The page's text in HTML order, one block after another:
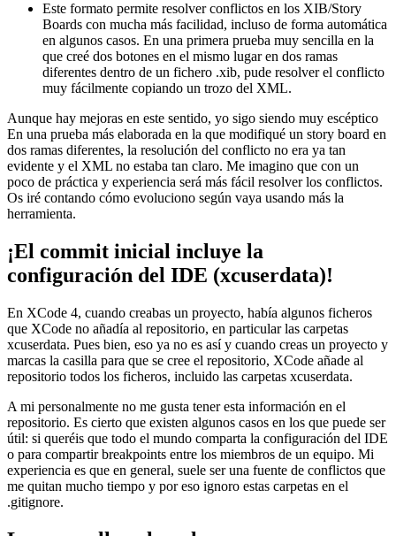
Este formato permite resolver conflictos en los XIB/Story
Boards con mucha más facilidad, incluso de forma automática
en algunos casos. En una primera prueba muy sencilla en la
que creé dos botones en el mismo lugar en dos ramas
diferentes dentro de un fichero .xib, pude resolver el conflicto
muy fácilmente copiando un trozo del XML.
Aunque hay mejoras en este sentido, yo sigo siendo muy escéptico
En una prueba más elaborada en la que modifiqué un story board en
dos ramas diferentes, la resolución del conflicto no era ya tan
evidente y el XML no estaba tan claro. Me imagino que con un
poco de práctica y experiencia será más fácil resolver los conflictos.
Os iré contando cómo evoluciono según vaya usando más la
herramienta.
¡El commit inicial incluye la
configuración del IDE (xcuserdata)!
En XCode 4, cuando creabas un proyecto, había algunos ficheros
que XCode no añadía al repositorio, en particular las carpetas
xcuserdata. Pues bien, eso ya no es así y cuando creas un proyecto y
marcas la casilla para que se cree el repositorio, XCode añade al
repositorio todos los ficheros, incluido las carpetas xcuserdata.
A mi personalmente no me gusta tener esta información en el
repositorio. Es cierto que existen algunos casos en los que puede ser
útil: si queréis que todo el mundo comparta la configuración del IDE
o para compartir breakpoints entre los miembros de un equipo. Mi
experiencia es que en general, suele ser una fuente de conflictos que
me quitan mucho tiempo y por eso ignoro estas carpetas en el
.gitignore.